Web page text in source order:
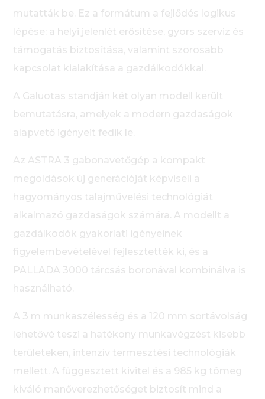
mutatták be. Ez a formátum a fejlődés logikus
lépése: a helyi jelenlét erősítése, gyors szerviz és
támogatás biztosítása, valamint szorosabb
kapcsolat kialakítása a gazdálkodókkal.
A Galuotas standján két olyan modell került
bemutatásra, amelyek a modern gazdaságok
alapvető igényeit fedik le.
Az ASTRA 3 gabonavetőgép a kompakt
megoldások új generációját képviseli a
hagyományos talajművelési technológiát
alkalmazó gazdaságok számára. A modellt a
gazdálkodók gyakorlati igényeinek
figyelembevételével fejlesztették ki, és a
PALLADA 3000 tárcsás boronával kombinálva is
használható.
A 3 m munkaszélesség és a 120 mm sortávolság
lehetővé teszi a hatékony munkavégzést kisebb
területeken, intenzív termesztési technológiák
mellett. A függesztett kivitel és a 985 kg tömeg
kiváló manőverezhetőséget biztosít mind a